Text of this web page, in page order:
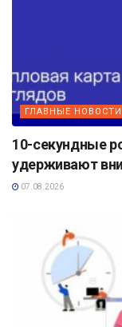
ГЛАВНЫЕ НОВОСТИ
10-секундные
удерживают
07.08.2026